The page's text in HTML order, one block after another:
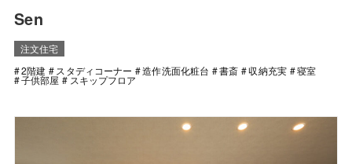
Sen
注文住宅
2階建
スタディコーナー 造作洗面化粧台 書斎 収納充実 寝室
子供部屋 スキップフロア